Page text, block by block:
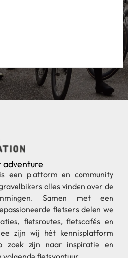
adventure
een platform en community
alles vinden over de
Samen met een
fietsers delen we
fietsroutes, fietscafés en
zijn wij hét kennisplatform
zoek zijn naar inspiratie en
volgende fietsvontuur.